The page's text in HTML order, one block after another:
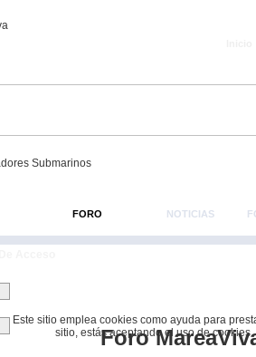
Este sitio emplea cookies como ayuda para
sitio, estás aceptando el uso de cookies.
FORO NOTICIAS
Foro